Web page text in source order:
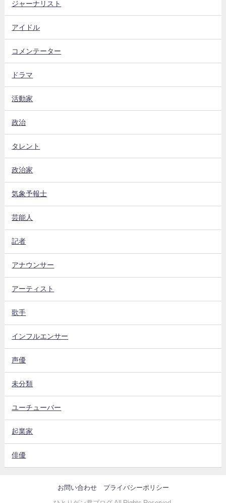
ジャーナリスト
アイドル
コメンテーター
ドラマ
活動家
政治
タレント
政治家
気象予報士
芸能人
記者
アナウンサー
アーティスト
歌手
インフルエンサー
声優
未分類
ユーチューバー
起業家
俳優
お問い合わせ プライバシーポリシー